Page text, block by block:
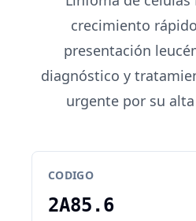
crecimiento
presentación
diagnóstico y
urgente por su
CODIGO
2A85.6